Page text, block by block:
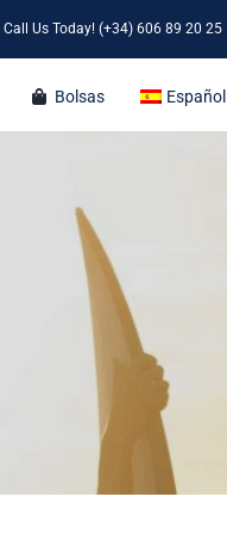
Call Us Today! (+34) 606 89 20 25
Bolsas Español